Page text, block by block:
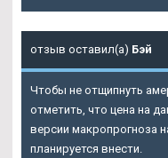
отзыв оставил(а) Бэй
Чтобы не отщипнуть
отметить, что цена на
версии макропрогноза
планируется внести.